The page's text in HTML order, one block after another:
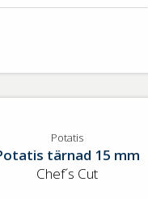
Potatis
tärnad 15 mm
Chef´s Cut